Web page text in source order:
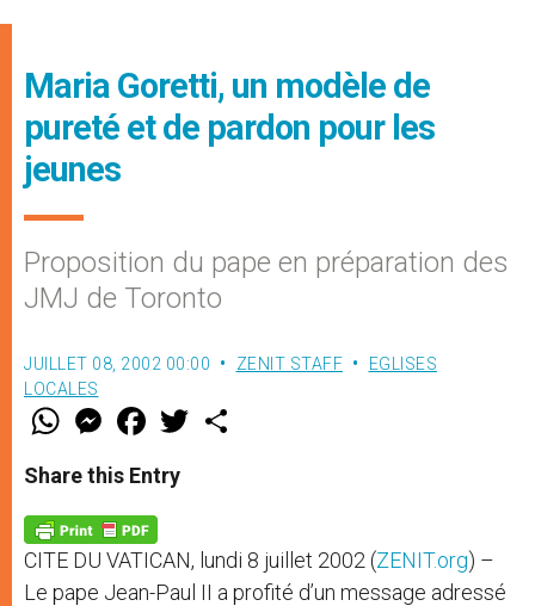
Maria Goretti, un modèle de
pureté et de pardon pour les
jeunes
Proposition du pape en préparation des
JMJ de Toronto
JUILLET 08, 2002 00:00 ZENIT STAFF
EGLISES
LOCALES
W
t
s
p
p
M
e
s
e
g
e
r
F
a
e
b
o
k
w
Share this Entry
CITE DU VATICAN, lundi 8 juillet 2002 (ZENIT.org) –
Le pape Jean-Paul II a profité d’un message adressé